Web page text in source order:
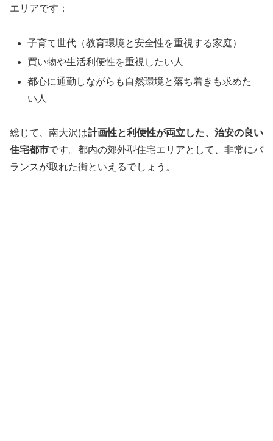
エリアです：
子育て世代（教育環境と安全性を重視する家庭）
買い物や生活利便性を重視したい人
都心に通勤しながらも自然環境と落ち着きも求めた
い人
総じて、南大沢は計画性と利便性が両立した、治安の良い
住宅都市です。都内の郊外型住宅エリアとして、非常にバ
ランスが取れた街といえるでしょう。